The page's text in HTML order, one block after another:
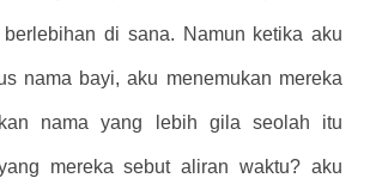
di sana. Namun ketika aku
nama bayi, aku menemukan mereka
nama yang lebih gila seolah itu
mereka sebut aliran waktu? aku